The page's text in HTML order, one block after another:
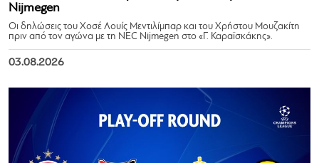
Nijmegen
Οι δηλώσεις του Χοσέ Λουίς Μεντιλίμπαρ και του Χρήστου Μουζακίτη
πριν από τον αγώνα με τη NEC Nijmegen στο «Γ. Καραϊσκάκης».
03.08.2026